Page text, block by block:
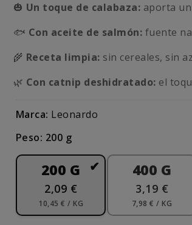
🎃 Un toque de calabaza: aporta
🐟 Con aceite de salmón: fuente
🌾 Receta limpia: sin cereales, sin
🌿 Con catnip deshidratado: el
Marca: Leonardo
Peso: 200 g
200 G
2,09 €
10,45 € / KG
400 G
3,19 €
7,98 € / KG